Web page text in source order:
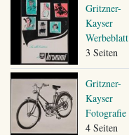
Gritzner-
Kayser
Werbeblatt
3 Seiten
Gritzner-
Kayser
Fotografie
4 Seiten